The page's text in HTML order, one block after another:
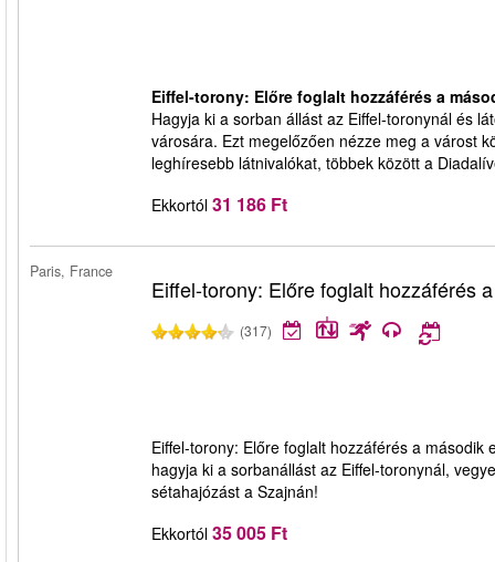
Eiffel-torony: Előre foglalt hozzáférés a
Hagyja ki a sorban állást az Eiffel-toronynál és
városára. Ezt megelőzően nézze meg a várost
leghíresebb látnivalókat, többek között a
Ekkortól 31 186 Ft
Paris, France
Eiffel-torony: Előre foglalt hozzáférés
(317)
Eiffel-torony: Előre foglalt hozzáférés a
hagyja ki a sorbanállást az Eiffel-toronynál,
sétahajózást a Szajnán!
Ekkortól 35 005 Ft